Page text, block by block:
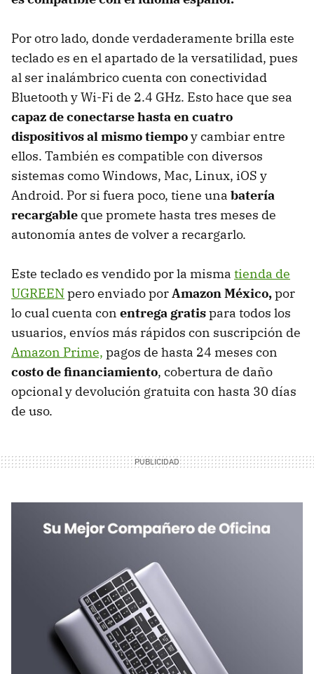
Por otro lado, donde verdaderamente brilla este
teclado es en el apartado de la versatilidad, pues
al ser inalámbrico cuenta con conectividad
Bluetooth y Wi-Fi de 2.4 GHz. Esto hace que sea
capaz de conectarse hasta en cuatro
dispositivos al mismo tiempoy cambiar entre
ellos. También es compatible con diversos
sistemas como Windows, Mac, Linux, iOS y
Android. Por si fuera poco, tiene una batería
recargable que promete hasta tres meses de
autonomía antes de volver a recargarlo.
Este teclado es vendido por la misma tienda de
UGREENpero enviado porAmazon México,por
lo cual cuenta con entrega gratispara todos los
usuarios, envíos más rápidos con suscripción de
Amazon Prime, pagos de hasta 24 meses con
costo de financiamiento, cobertura de daño
opcional y devolución gratuita con hasta 30 días
de uso.